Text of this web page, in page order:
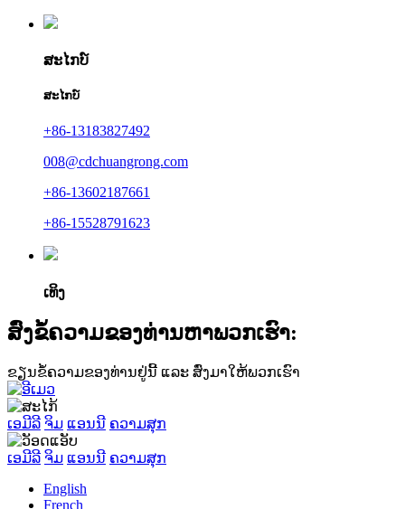
ສະໄກບ໌
ສະໄກບ໌
+86-13183827492
008@cdchuangrong.com
+86-13602187661
+86-15528791623
ເທິງ
ສົ່ງຂໍ້ຄວາມຂອງທ່ານຫາພວກເຮົາ:
ຂຽນຂໍ້ຄວາມຂອງທ່ານຢູ່ນີ້ ແລະ ສົ່ງມາໃຫ້ພວກເຮົາ
ເອມີລີ ຈິມ ແອນນີ ຄວາມສຸກ
ເອມີລີ ຈິມ ແອນນີ ຄວາມສຸກ
English
French